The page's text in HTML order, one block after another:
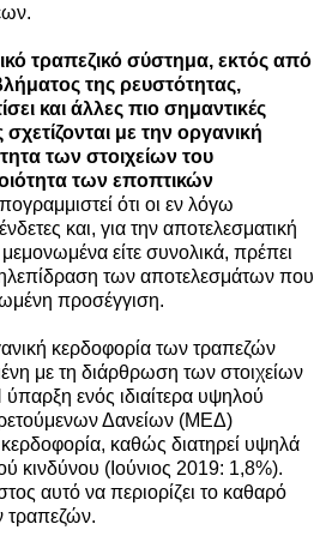
τραπεζικό σύστημα, εκτός από
της ρευστότητας,
και άλλες πιο σημαντικές
με την οργανική
των στοιχείων του
των εποπτικών
ότι οι εν λόγω
και, για την αποτελεσματική
μεμονωμένα είτε συνολικά, πρέπει
των αποτελεσμάτων που
προσέγγιση.
κερδοφορία των τραπεζών
με τη διάρθρωση των στοιχείων
ενός ιδιαίτερα υψηλού
Δανείων (ΜΕΔ)
κερδοφορία, καθώς διατηρεί υψηλά
κινδύνου (Ιούνιος 2019: 1,8%).
αυτό να περιορίζει το καθαρό
τραπεζών.